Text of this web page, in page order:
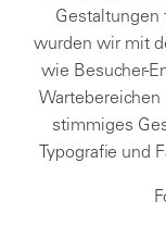
Gestaltungen
wurden wir mit
wie Besucher-
Wartebereichen
stimmiges
Typografie und